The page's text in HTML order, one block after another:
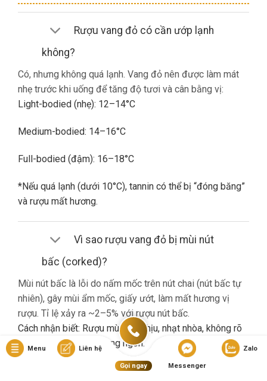
Rượu vang đỏ có cần ướp lạnh
không?
Có, nhưng không quá lạnh. Vang đỏ nên được làm mát
nhẹ trước khi uống để tăng độ tươi và cân bằng vị:
Light-bodied (nhẹ): 12–14°C
Medium-bodied: 14–16°C
Full-bodied (đậm): 16–18°C
*Nếu quá lạnh (dưới 10°C), tannin có thể bị “đóng băng”
và rượu mất hương.
Vì sao rượu vang đỏ bị mùi nút
bấc (corked)?
Mùi nút bấc là lỗi do nấm mốc trên nút chai (nút bấc tự
nhiên), gây mùi ẩm mốc, giấy ướt, làm mất hương vị
rượu. Tỉ lệ xảy ra ~2–5% với rượu nút bấc.
Cách nhận biết: Rượu mùi khó chịu, nhạt nhòa, không rõ
hương trái cây dù là vang ngon.
Nếu gặp lỗi này, bạn nên liên hệ cửa hàng đổi trả (nếu có
Menu Liên hệ
Gọi ngay Messenger
Zalo